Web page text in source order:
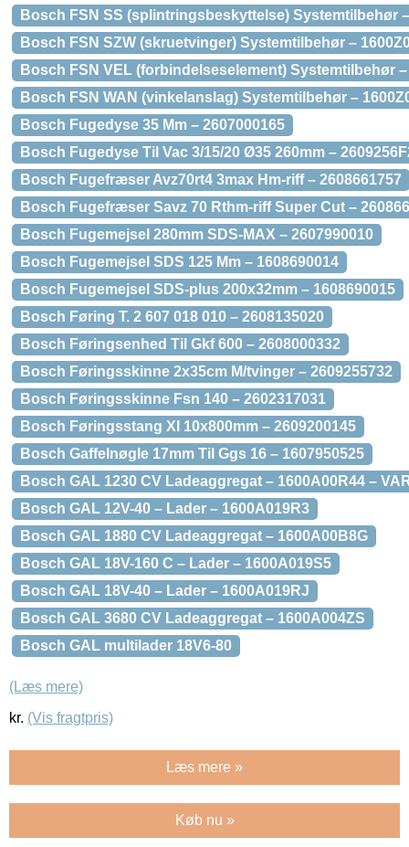
Bosch FSN SS (splintringsbeskyttelse) Systemtilbehør
Bosch FSN SZW (skruetvinger) Systemtilbehør –
Bosch FSN VEL (forbindelseselement) Systemtilbehør –
Bosch FSN WAN (vinkelanslag) Systemtilbehør –
Bosch Fugedyse 35 Mm – 2607000165
Bosch Fugedyse Til Vac 3/15/20 Ø35 260mm –
Bosch Fugefræser Avz70rt4 3max Hm-riff – 2608661757
Bosch Fugefræser Savz 70 Rthm-riff Super Cut –
Bosch Fugemejsel 280mm SDS-MAX – 2607990010
Bosch Fugemejsel SDS 125 Mm – 1608690014
Bosch Fugemejsel SDS-plus 200x32mm – 1608690015
Bosch Føring T. 2 607 018 010 – 2608135020
Bosch Føringsenhed Til Gkf 600 – 2608000332
Bosch Føringsskinne 2x35cm M/tvinger – 2609255732
Bosch Føringsskinne Fsn 140 – 2602317031
Bosch Føringsstang Xl 10x800mm – 2609200145
Bosch Gaffelnøgle 17mm Til Ggs 16 – 1607950525
Bosch GAL 1230 CV Ladeaggregat – 1600A00R44 –
Bosch GAL 12V-40 – Lader – 1600A019R3
Bosch GAL 1880 CV Ladeaggregat – 1600A00B8G
Bosch GAL 18V-160 C – Lader – 1600A019S5
Bosch GAL 18V-40 – Lader – 1600A019RJ
Bosch GAL 3680 CV Ladeaggregat – 1600A004ZS
Bosch GAL multilader 18V6-80
(Læs mere)
kr. (Vis fragtpris)
Læs mere »
Køb nu »